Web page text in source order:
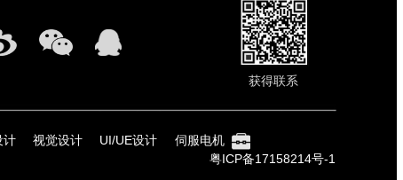
获得联系
计 视觉设计 UI/UE设计
伺服电机
粤ICP备17158214号-1